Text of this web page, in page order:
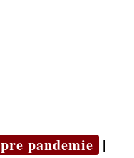
pandemie |